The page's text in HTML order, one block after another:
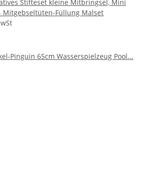
Stifteset kleine Mitbringsel, Mini
Füllung Malset